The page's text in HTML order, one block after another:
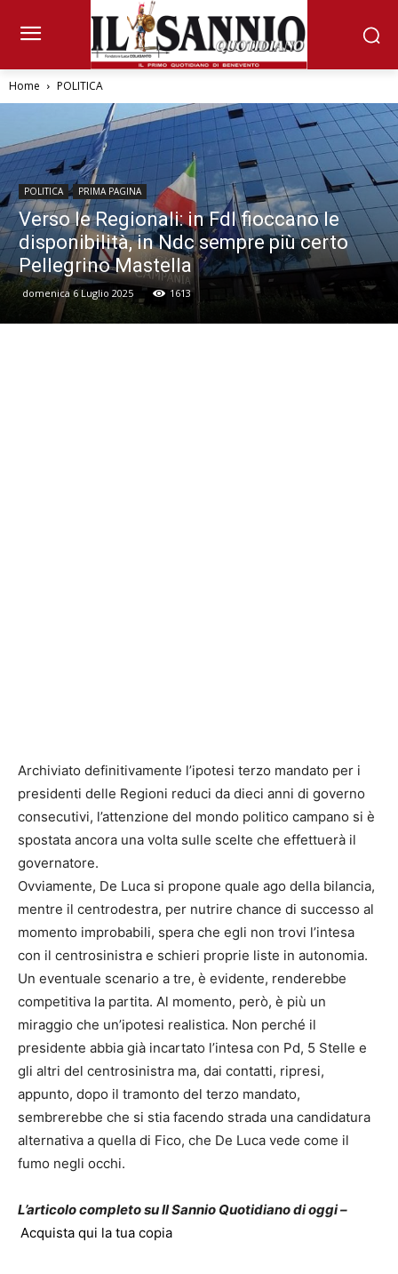
Home POLITICA
POLITICA PRIMA PAGINA
Verso le Regionali: in FdI fioccano le
disponibilità, in Ndc sempre più certo
Pellegrino Mastella
domenica 6 Luglio 2025 1613
Archiviato definitivamente l’ipotesi terzo mandato per i
presidenti delle Regioni reduci da dieci anni di governo
consecutivi, l’attenzione del mondo politico campano si è
spostata ancora una volta sulle scelte che effettuerà il
governatore.
Ovviamente, De Luca si propone quale ago della bilancia,
mentre il centrodestra, per nutrire chance di successo al
momento improbabili, spera che egli non trovi l’intesa
con il centrosinistra e schieri proprie liste in autonomia.
Un eventuale scenario a tre, è evidente, renderebbe
competitiva la partita. Al momento, però, è più un
miraggio che un’ipotesi realistica. Non perché il
presidente abbia già incartato l’intesa con Pd, 5 Stelle e
gli altri del centrosinistra ma, dai contatti, ripresi,
appunto, dopo il tramonto del terzo mandato,
sembrerebbe che si stia facendo strada una candidatura
alternativa a quella di Fico, che De Luca vede come il
fumo negli occhi.
L’articolo completo su Il Sannio Quotidiano di oggi –
Acquista qui la tua copia